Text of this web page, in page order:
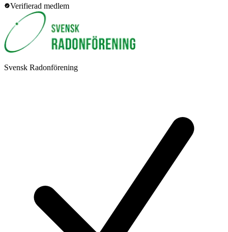
Verifierad medlem
Svensk Radonförening